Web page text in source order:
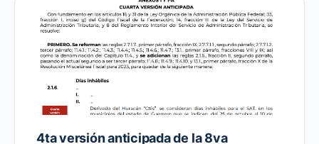
4ta versión anticipada de la 8va